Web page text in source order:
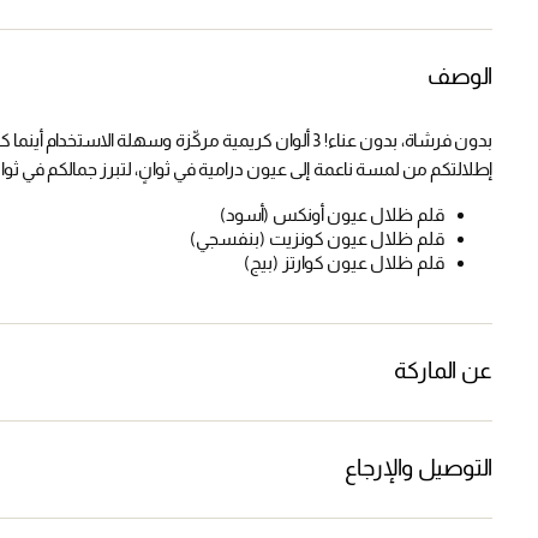
الوصف
بدون فرشاة، بدون عناء! 3 ألوان كريمية مركّزة وسهلة الاستخدام أينما كنتم، حولوا
إطلالتكم من لمسة ناعمة إلى عيون درامية في ثوانٍ، لتبرز جمالكم في
قلم ظلال عيون أونكس (أسود)
قلم ظلال عيون كونزيت (بنفسجي)
قلم ظلال عيون كوارتز (بيج)
عن الماركة
التوصيل والإرجاع